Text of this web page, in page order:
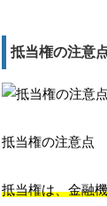
抵当権の注意
抵当権の注意点
抵当権は、金融